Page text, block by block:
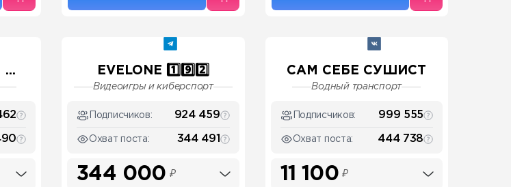
EVELONE 1️⃣9️⃣2️⃣
Видеоигры и киберспорт
Подписчиков: 924 459
Охват поста: 344 491
344 000 ₽
САМ СЕБЕ СУШИСТ
Водный транспорт
Подписчиков: 999 555
Охват поста: 444 738
11 100₽